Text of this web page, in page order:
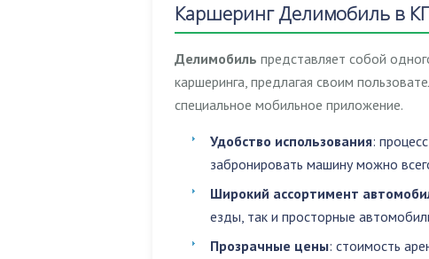
Каршеринг Делимобиль в
Делимобиль представляет собой
каршеринга, предлагая своим
специальное мобильное приложение.
Удобство использования:
забронировать машину можно
Широкий ассортимент
езды, так и просторные
Прозрачные цены: стоимость